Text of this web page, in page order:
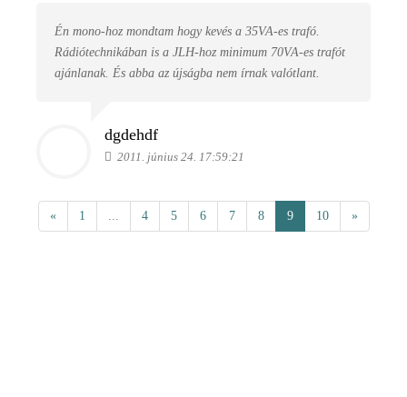
Én mono-hoz mondtam hogy kevés a 35VA-es trafó.
Rádiótechnikában is a JLH-hoz minimum 70VA-es trafót
ajánlanak. És abba az újságba nem írnak valótlant.
dgdehdf
2011. június 24. 17:59:21
« 1 ... 4 5 6 7 8 9 10 »